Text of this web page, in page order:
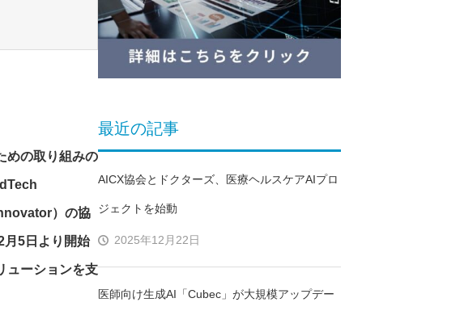
めの取り組みの
）の協
5日より開始
ューションを支
最近の記事
AICX協会とドクターズ、医療ヘルスケアAIプロ
ジェクトを始動
2025年12月22日
医師向け生成AI「Cubec」が大規模アップデー